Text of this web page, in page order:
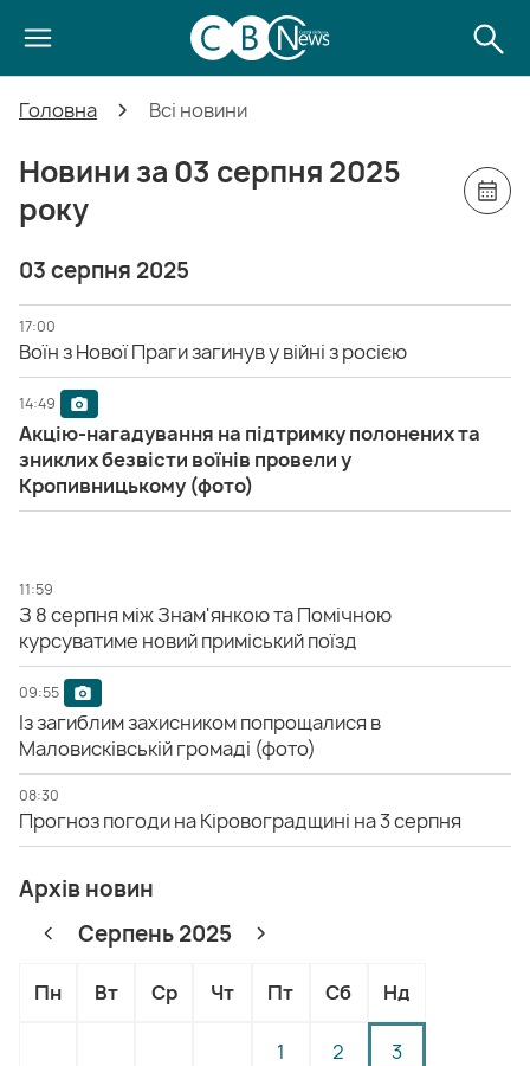
Головна Всі новини
Новини за 03 серпня 2025
року
03 серпня 2025
17:00
Воїн з Нової Праги загинув у війні з росією
14:49
Акцію-нагадування на підтримку полонених та
зниклих безвісти воїнів провели у
Кропивницькому (фото)
11:59
З 8 серпня між Знам'янкою та Помічною
курсуватиме новий приміський поїзд
09:55
Із загиблим захисником попрощалися в
Маловисківській громаді (фото)
08:30
Прогноз погоди на Кіровоградщині на 3 серпня
Архів новин
Серпень 2025
Пн Вт Ср Чт Пт Сб Нд
1 2 3